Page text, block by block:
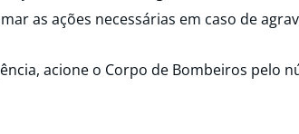
as ações necessárias em caso de
acione o Corpo de Bombeiros pelo